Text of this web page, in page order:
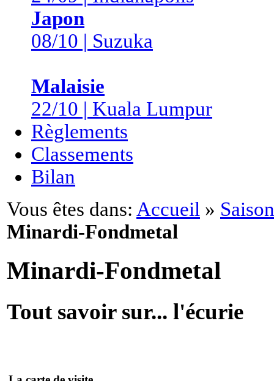
Japon
08/10 | Suzuka
Malaisie
22/10 | Kuala Lumpur
Règlements
Classements
Bilan
Vous êtes dans: Accueil »
Minardi-Fondmetal
Minardi-Fondmetal
Tout savoir sur... l'écurie